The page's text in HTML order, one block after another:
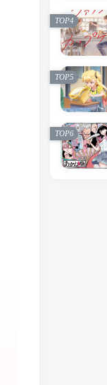
TOP4
TOP5
TOP6
「
TOP2
TOP3
TOP4